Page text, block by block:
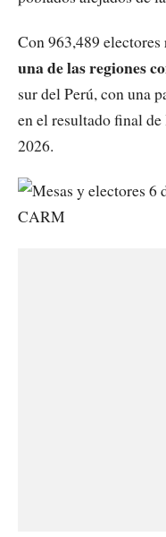
Con 963,489 electores
una de las regiones
sur del Perú, con una
en el resultado final
2026.